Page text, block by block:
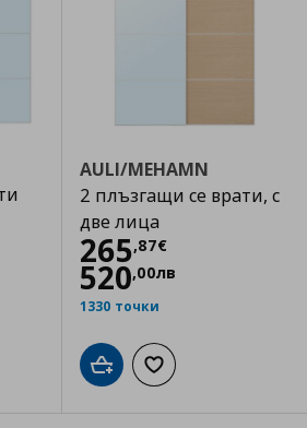
с любими
AULI/MEHAMN
2 плъзгащи се врати, с
две лица
265,87€
Цена
520,00лв
1330 точки
Добави в кошницата
Добави към